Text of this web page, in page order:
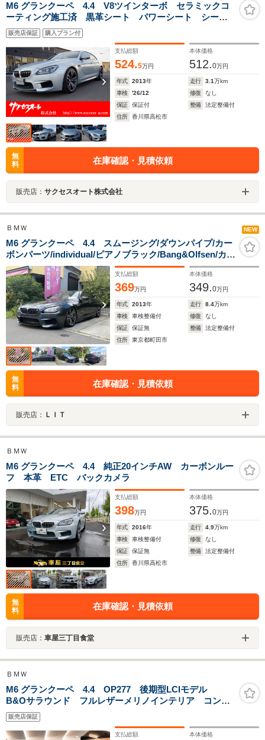
M6 グランクーペ 4.4 V8ツインターボ セラミックコ
ーティング施工済 黒革シート パワーシート シート
ヒーター カーボンルーフ 純正ナビ ETC スマート
キー 純正20インチアルミ 各ドアイージークローザー
付 記録簿付
販売店保証 購入プラン付
支払総額
524.5万円
本体価格
512.0万円
年式 2013年 走行 3.1万km
車検
'26/12 修復
なし
保証
保証付 整備
法定整備付
住所
香川県高松市
無
料
在庫確認・見積依頼
販売店： サクセスオート株式会社
ＢＭＷ NEW
M6 グランクーペ 4.4 スムージング/ダウンパイプ/カー
ボンパーツ/individual/ピアノブラック/Bang&Olfsen/カー
ボンブレーキ
支払総額
369万円
本体価格
349.0万円
年式 2013年 走行 8.4万km
車検
車検整備付 修復
なし
保証
保証無 整備
法定整備付
住所
東京都町田市
無
料
在庫確認・見積依頼
販売店： ＬＩＴ
ＢＭＷ
M6 グランクーペ 4.4 純正20インチAW カーボンルー
フ 本革 ETC バックカメラ
支払総額
398万円
本体価格
375.0万円
年式 2016年 走行 4.9万km
車検
車検整備付 修復
なし
保証
保証無 整備
法定整備付
住所
香川県高松市
無
料
在庫確認・見積依頼
販売店： 車屋三丁目食堂
ＢＭＷ
M6 グランクーペ 4.4 OP277 後期型LCIモデル
B&Oサラウンド フルレザーメリノインテリア コンフ
ォートPKG Mperformanceカーボンリヤディフューザ
ー/スポーツステアリングホイール/カーボントランクスポ
イラー/ブラックグリル
販売店保証
支払総額 本体価格